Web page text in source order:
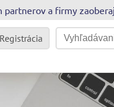
partnerov a firmy